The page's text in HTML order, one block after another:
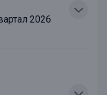
2026